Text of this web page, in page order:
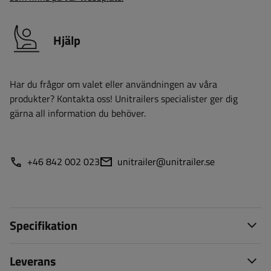
Hjälp
Har du frågor om valet eller användningen av våra
produkter? Kontakta oss! Unitrailers specialister ger dig
gärna all information du behöver.
+46 842 002 023 unitrailer@unitrailer.se
Specifikation
Leverans